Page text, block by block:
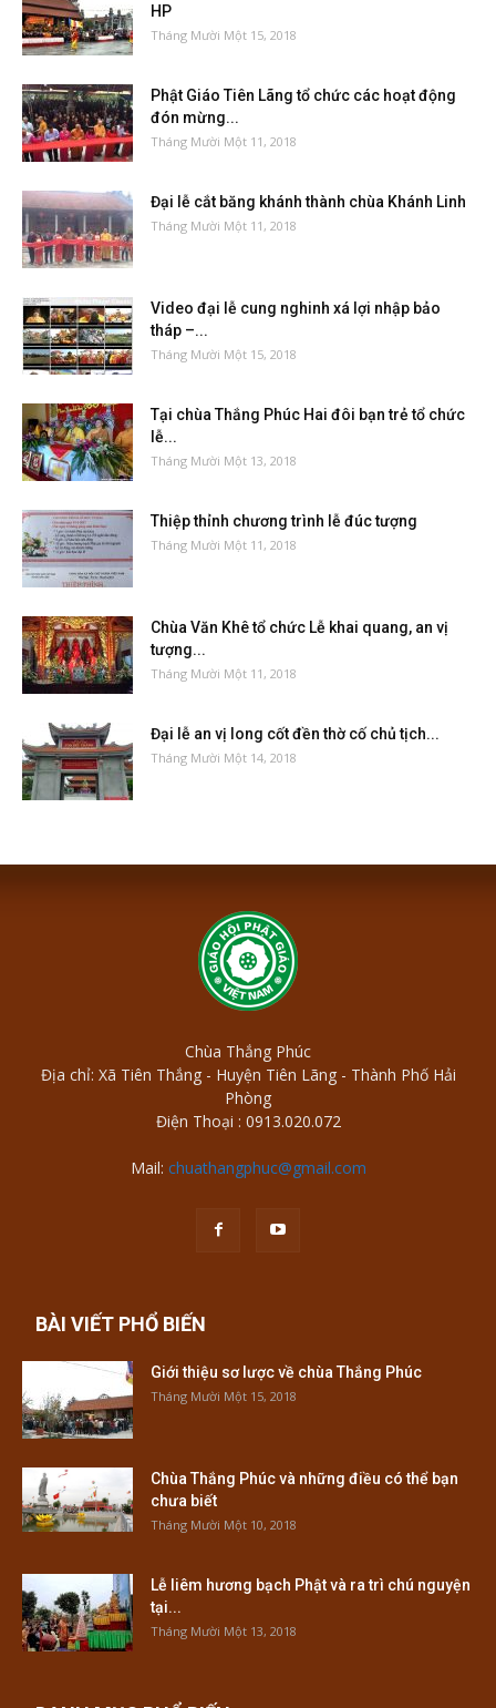
HP
Tháng Mười Một 15, 2018
Phật Giáo Tiên Lãng tổ chức các hoạt động
đón mừng...
Tháng Mười Một 11, 2018
Đại lễ cắt băng khánh thành chùa Khánh Linh
Tháng Mười Một 11, 2018
Video đại lễ cung nghinh xá lợi nhập bảo
tháp –...
Tháng Mười Một 15, 2018
Tại chùa Thắng Phúc Hai đôi bạn trẻ tổ chức
lễ...
Tháng Mười Một 13, 2018
Thiệp thỉnh chương trình lễ đúc tượng
Tháng Mười Một 11, 2018
Chùa Văn Khê tổ chức Lễ khai quang, an vị
tượng...
Tháng Mười Một 11, 2018
Đại lễ an vị long cốt đền thờ cố chủ tịch...
Tháng Mười Một 14, 2018
Chùa Thắng Phúc
Địa chỉ: Xã Tiên Thắng - Huyện Tiên Lãng - Thành Phố Hải
Phòng
Điện Thoại : 0913.020.072
Mail: chuathangphuc@gmail.com
BÀI VIẾT PHỔ BIẾN
Giới thiệu sơ lược về chùa Thắng Phúc
Tháng Mười Một 15, 2018
Chùa Thắng Phúc và những điều có thể bạn
chưa biết
Tháng Mười Một 10, 2018
Lễ liêm hương bạch Phật và ra trì chú nguyện
tại...
Tháng Mười Một 13, 2018